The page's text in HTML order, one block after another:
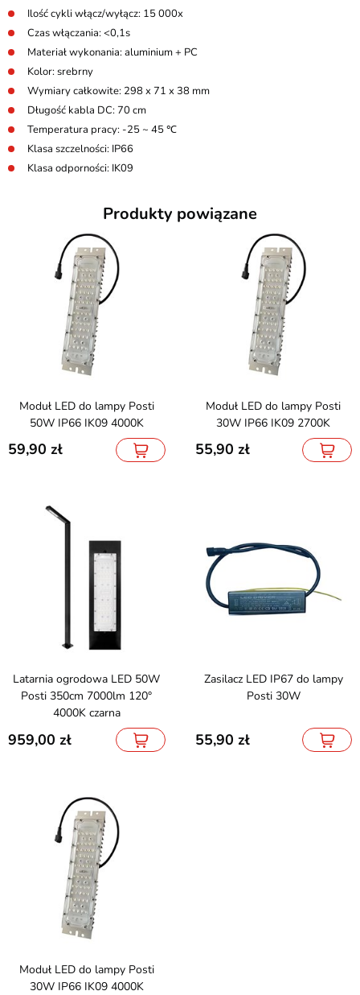
Ilość cykli włącz/wyłącz: 15 000x
Czas włączania: <0,1s
Materiał wykonania: aluminium + PC
Kolor: srebrny
Wymiary całkowite: 298 x 71 x 38 mm
Długość kabla DC: 70 cm
Temperatura pracy: -25 ~ 45 ℃
Klasa szczelności: IP66
Klasa odporności: IK09
Produkty powiązane
Moduł LED do lampy Posti
50W IP66 IK09 4000K
59,90
Moduł LED do lampy Posti
30W IP66 IK09 2700K
55,90
Latarnia ogrodowa LED 50W
Posti 350cm 7000lm 120°
4000K czarna
959,00
Zasilacz LED IP67 do lampy
Posti 30W
55,90
Moduł LED do lampy Posti
30W IP66 IK09 4000K